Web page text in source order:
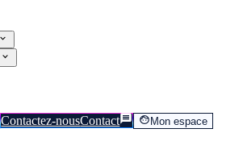
Contactez-nousContact Mon espace